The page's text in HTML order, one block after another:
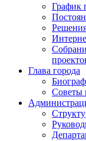
График
Глава города
Советы